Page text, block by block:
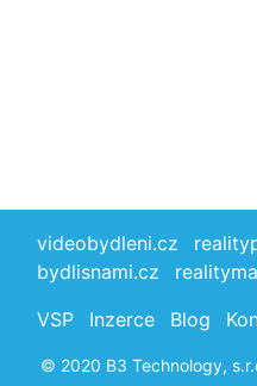
videobydleni.cz
bydlisnami.cz
VSP
Inzerce Blog
© 2020 B3 Technology,